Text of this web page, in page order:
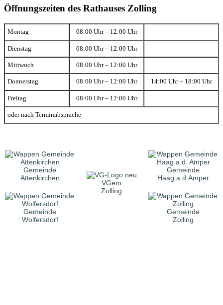
Öffnungszeiten des Rathauses Zolling
Montag 08:00 Uhr – 12:00 Uhr
Dienstag 08:00 Uhr – 12:00 Uhr
Mittwoch 08:00 Uhr – 12:00 Uhr
Donnerstag 08:00 Uhr – 12:00 Uhr 14:00 Uhr – 18:00 Uhr
Freitag 08:00 Uhr – 12:00 Uhr
oder nach Terminabsprache
Gemeinde
Attenkirchen
VGem
Zolling
Gemeinde
Haag a.d.Amper
Gemeinde
Wolfersdorf
Gemeinde
Zolling